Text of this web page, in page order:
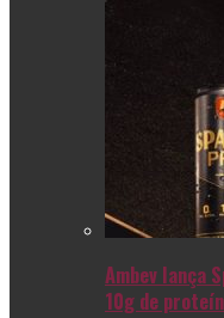
Ambev lança
10g de